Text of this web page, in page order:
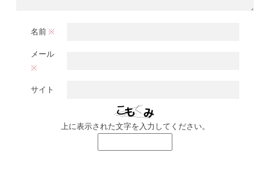
名前 ※
メール
※
サイト
上に表示された文字を入力してください。